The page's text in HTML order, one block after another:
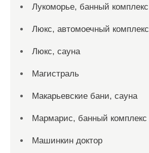
Лукоморье, банный комплекс
Люкс, автомоечный комплекс
Люкс, сауна
Магистраль
Макарьевские бани, сауна
Мармарис, банный комплекс
Машинкин доктор